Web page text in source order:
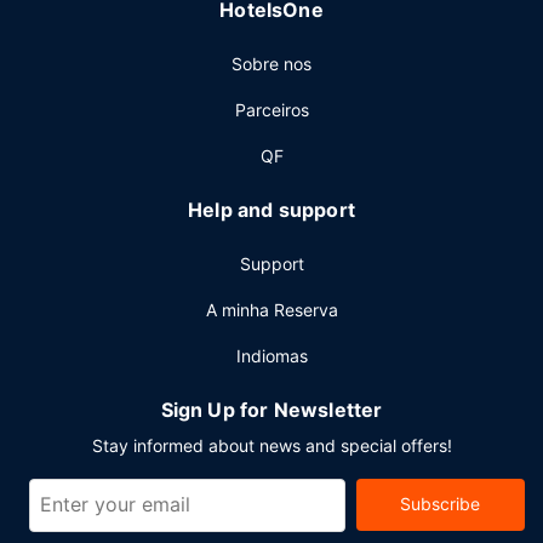
organizar os seus eventos. Há estacionamento no local.
HotelsOne
Sobre nos
Parceiros
QF
Help and support
Support
A minha Reserva
Indiomas
Sign Up for Newsletter
Stay informed about news and special offers!
Subscribe